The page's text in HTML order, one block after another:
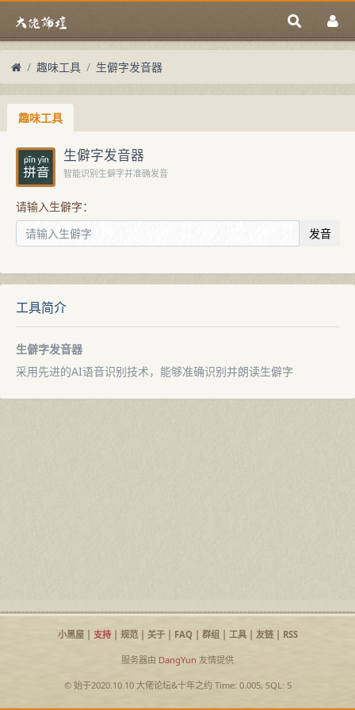
趣味工具 生僻字发音器
趣味工具
生僻字发音器
智能识别生僻字并准确发音
请输入生僻字：
发音
工具简介
生僻字发音器
采用先进的AI语音识别技术，能够准确识别并朗读生僻字
小黑屋| 支持| 规范| 关于| FAQ| 群组| 工具| 友链| RSS
服务器由 DangYun 友情提供
© 始于2020.10.10 大佬论坛&十年之约Time: 0.005, SQL: 5